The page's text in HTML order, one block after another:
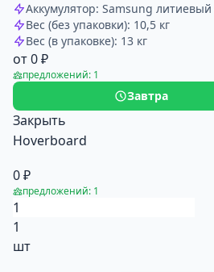
Аккумулятор: Samsung литиевый
Вес (без упаковки): 10,5 кг
Вес (в упаковке): 13 кг
от 0 ₽
предложений: 1
Завтра
Закрыть
Hoverboard
0 ₽
предложений: 1
1
шт